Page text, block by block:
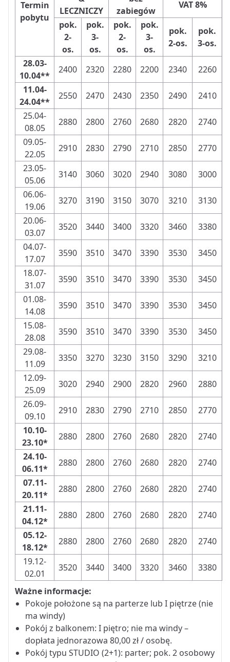
Termin
pobytu
LECZNICZY
zabiegów
VAT 8%
pok.
2-
os.
pok.
3-
os.
pok.
2-
os.
pok.
3-
os.
pok.
2-os.
pok.
3-os.
28.03-
10.04**
2400 2320 2280 2200 2340
2260
11.04-
24.04**
2550 2470 2430 2350 2490
2410
25.04-
08.05
2880 2800 2760 2680 2820
2740
09.05-
22.05
2910 2830 2790 2710 2850
2770
23.05-
05.06
3140 3060 3020 2940 3080
3000
06.06-
19.06
3270 3190 3150 3070 3210
3130
20.06-
03.07
3520 3440 3400 3320 3460
3380
04.07-
17.07
3590 3510 3470 3390 3530
3450
18.07-
31.07
3590 3510 3470 3390 3530
3450
01.08-
14.08
3590 3510 3470 3390 3530
3450
15.08-
28.08
3590 3510 3470 3390 3530
3450
29.08-
11.09
3350 3270 3230 3150 3290
3210
12.09-
25.09
3020 2940 2900 2820 2960
2880
26.09-
09.10
2910 2830 2790 2710 2850
2770
10.10-
23.10*
2880 2800 2760 2680 2820
2740
24.10-
06.11*
2880 2800 2760 2680 2820
2740
07.11-
20.11*
2880 2800 2760 2680 2820
2740
21.11-
04.12*
2880 2800 2760 2680 2820
2740
05.12-
18.12*
2880 2800 2760 2680 2820
2740
19.12-
02.01
3520 3440 3400 3320 3460 3380
Ważne informacje:
Pokoje położone są na parterze lub I piętrze (nie
ma windy)
Pokój z balkonem: I piętro; nie ma windy –
dopłata jednorazowa 80,00 zł / osobę.
Pokój typu STUDIO (2+1): parter; pok. 2 osobowy